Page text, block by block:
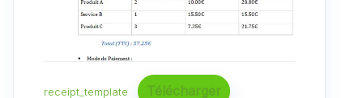
receipt_template Télécharger